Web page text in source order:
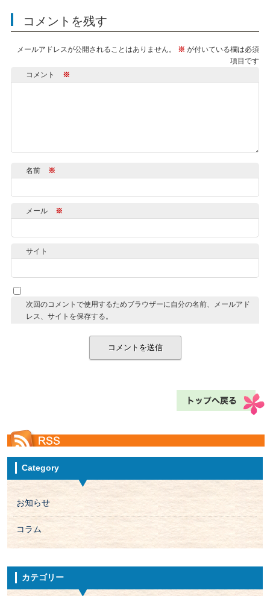
コメントを残す
メールアドレスが公開されることはありません。 ※ が付いている欄は必須
項目です
コメント ※
名前 ※
メール ※
サイト
次回のコメントで使用するためブラウザーに自分の名前、メールアド
レス、サイトを保存する。
Category
お知らせ
コラム
カテゴリー